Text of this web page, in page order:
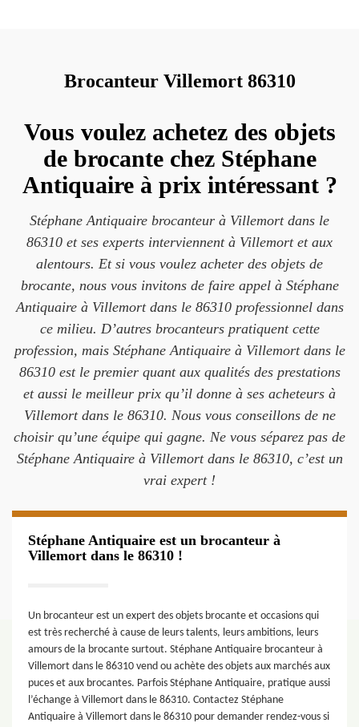
Brocanteur Villemort 86310
Vous voulez achetez des objets
de brocante chez Stéphane
Antiquaire à prix intéressant ?
Stéphane Antiquaire brocanteur à Villemort dans le
86310 et ses experts interviennent à Villemort et aux
alentours. Et si vous voulez acheter des objets de
brocante, nous vous invitons de faire appel à Stéphane
Antiquaire à Villemort dans le 86310 professionnel dans
ce milieu. D’autres brocanteurs pratiquent cette
profession, mais Stéphane Antiquaire à Villemort dans le
86310 est le premier quant aux qualités des prestations
et aussi le meilleur prix qu’il donne à ses acheteurs à
Villemort dans le 86310. Nous vous conseillons de ne
choisir qu’une équipe qui gagne. Ne vous séparez pas de
Stéphane Antiquaire à Villemort dans le 86310, c’est un
vrai expert !
Stéphane Antiquaire est un brocanteur à
Villemort dans le 86310 !
Un brocanteur est un expert des objets brocante et occasions qui
est très recherché à cause de leurs talents, leurs ambitions, leurs
amours de la brocante surtout. Stéphane Antiquaire brocanteur à
Villemort dans le 86310 vend ou achète des objets aux marchés aux
puces et aux brocantes. Parfois Stéphane Antiquaire, pratique aussi
l’échange à Villemort dans le 86310. Contactez Stéphane
Antiquaire à Villemort dans le 86310 pour demander rendez-vous si